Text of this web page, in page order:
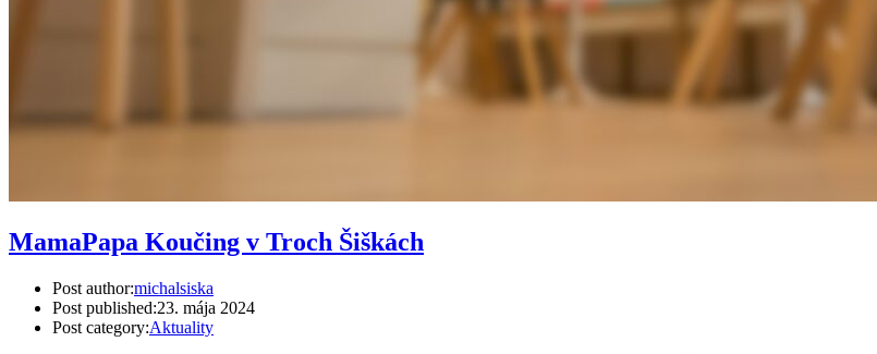
MamaPapa Koučing v Troch Šiškách
Post author:michalsiska
Post published:23. mája 2024
Post category:Aktuality